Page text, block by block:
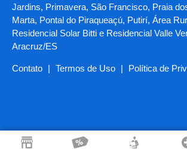
Jardins, Primavera, São Francisco, Praia
Marta, Pontal do Piraqueaçú, Putirí, Área
Residencial Solar Bitti e Residencial Valle
Aracruz/ES
Contato | Termos de Uso | Política de